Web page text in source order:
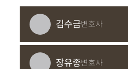
김수금변호사
장유종변호사